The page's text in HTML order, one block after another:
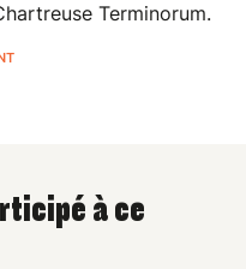
Terminorum.
à ce